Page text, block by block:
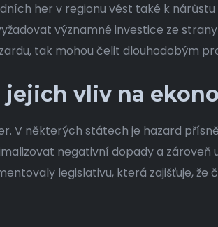
her v regionu vést také k
významné investice ze
tak mohou čelit dlouhodobým
jejich vliv na
V některých státech je hazard
negativní dopady a
legislativu, která zajišťuje, že